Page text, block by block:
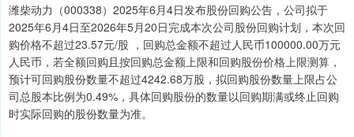
潍柴动力（000338）2025年6月4日发布股份回购公告，公司拟于
2025年6月4日至2026年5月20日完成本次公司股份回购计划，本次回
购价格不超过23.57元/股 ，回购总金额不超过人民币100000.00万元
人民币，若全额回购且按回购总金额上限和回购股份价格上限测算，
预计可回购股份数量不超过4242.68万股，拟回购股份数量上限占公
司总股本比例为0.49%，具体回购股份的数量以回购期满或终止回购
时实际回购的股份数量为准。